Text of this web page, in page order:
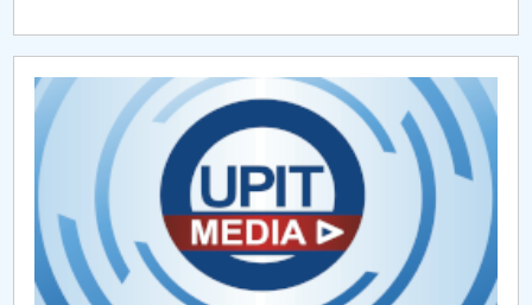
Chestionar angajabilitate ALUMNI – UPB
CAR2026
MENIU CANTINA
Hotărâri Senat din 30 ianuarie 2025
Hotărâri Senat din 14 iulie 2025